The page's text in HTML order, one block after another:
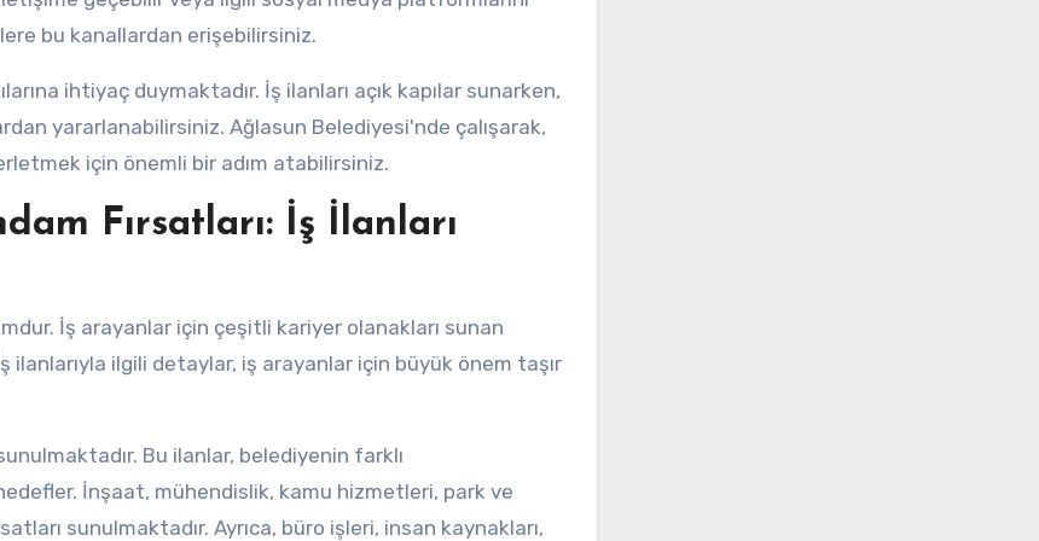
bu kanallardan erişebilirsiniz.
ihtiyaç duymaktadır. İş ilanları açık kapılar sunarken,
yararlanabilirsiniz. Ağlasun Belediyesi'nde çalışarak,
için önemli bir adım atabilirsiniz.
Fırsatları: İş İlanları
İş arayanlar için çeşitli kariyer olanakları sunan
ilgili detaylar, iş arayanlar için büyük önem taşır
Bu ilanlar, belediyenin farklı
İnşaat, mühendislik, kamu hizmetleri, park ve
sunulmaktadır. Ayrıca, büro işleri, insan kaynakları,